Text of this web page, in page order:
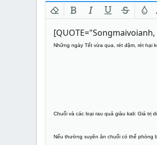
Xóa định dạng
In đậmIn nghiêng
Gạch chân
GạchMàu
Những ngày Tết vừa qua, rét đậm, rét hại
Chuối và các loại rau quả giàu kali: Giá trị
Nếu thường xuyên ăn chuối có thể phòng